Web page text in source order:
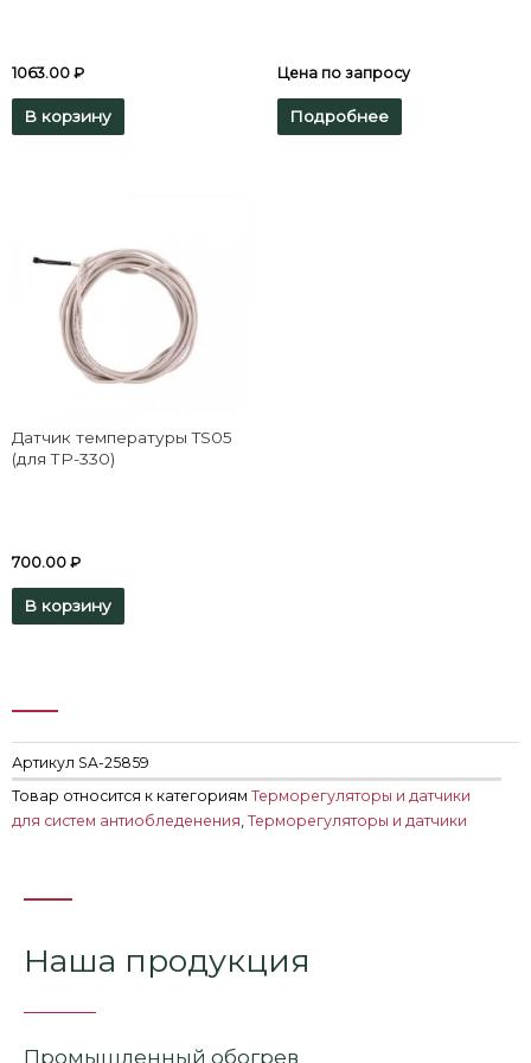
1063.00 ₽
В корзину
Цена по запросу
Подробнее
Датчик температуры TS05
(для ТР-330)
700.00 ₽
В корзину
Артикул SA-25859
Товар относится к категориям Терморегуляторы и датчики
для систем антиобледенения Терморегуляторы и датчики
Наша продукция
Промышленный обогрев